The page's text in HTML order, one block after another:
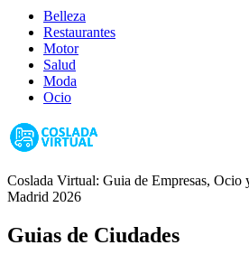
Belleza
Restaurantes
Motor
Salud
Moda
Ocio
Coslada Virtual: Guia de Empresas, Ocio
Madrid 2026
Guias de Ciudades